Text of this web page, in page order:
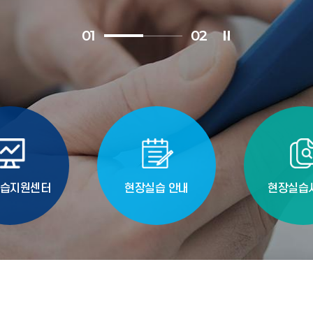
01 02
지원센터 현장실습 안내 현장실습